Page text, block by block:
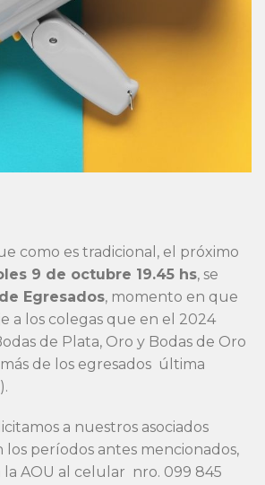
como es tradicional, el próximo
9 de octubre 19.45 hs, se
Egresados, momento en que
a los colegas que en el 2024
de Plata, Oro y Bodas de Oro
de los egresados última
a nuestros asociados
períodos antes mencionados,
AOU al celular nro. 099 845